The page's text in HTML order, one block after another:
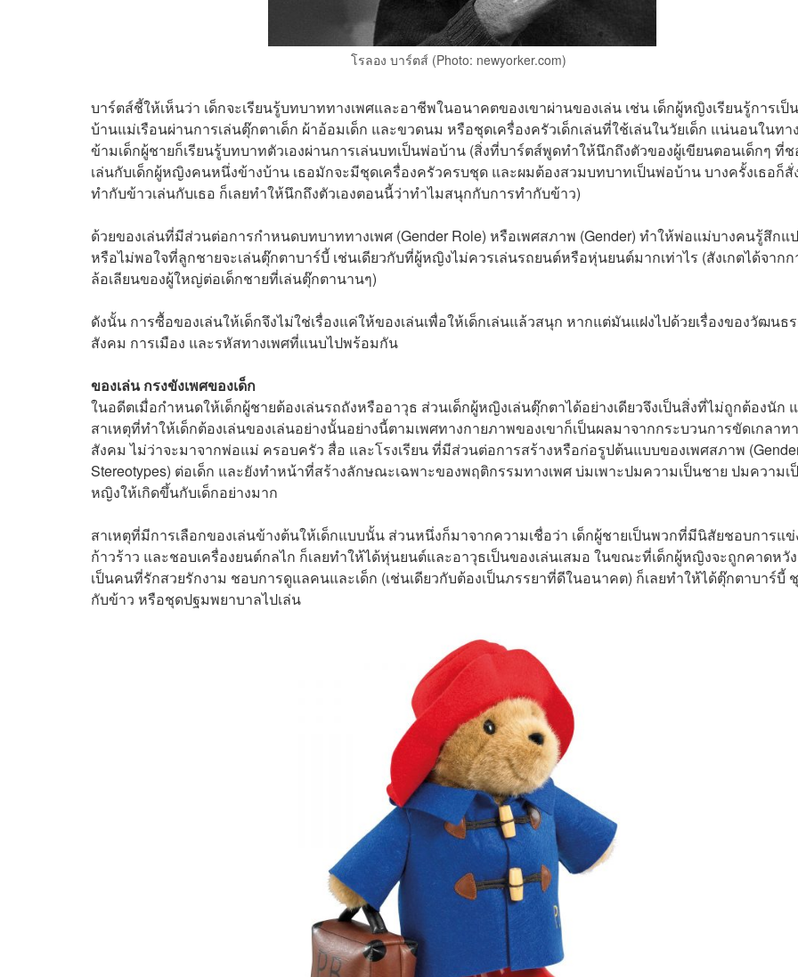
โรลอง บาร์ตส์ (Photo: newyorker.com)
บาร์ตส์ชี้ให้เห็นว่า เด็กจะเรียนรู้บทบาททางเพศและอาชีพในอนาคตของเขาผ่านของเล่น เช่น เด็กผู้หญิงเรียนรู้การเป็
บ้านแม่เรือนผ่านการเล่นตุ๊กตาเด็ก ผ้าอ้อมเด็ก และขวดนม หรือชุดเครื่องครัวเด็กเล่นที่ใช้เล่นในวัยเด็ก แน่นอนในทา
ข้ามเด็กผู้ชายก็เรียนรู้บทบาทตัวเองผ่านการเล่นบทเป็นพ่อบ้าน (สิ่งที่บาร์ตส์พูดทำให้นึกถึงตัวของผู้เขียนตอนเด็กๆ ที่
เล่นกับเด็กผู้หญิงคนหนึ่งข้างบ้าน เธอมักจะมีชุดเครื่องครัวครบชุด และผมต้องสวมบทบาทเป็นพ่อบ้าน บางครั้งเธอก็สั่
ทำกับข้าวเล่นกับเธอ ก็เลยทำให้นึกถึงตัวเองตอนนี้ว่าทำไมสนุกกับการทำกับข้าว)
ด้วยของเล่นที่มีส่วนต่อการกำหนดบทบาททางเพศ (Gender Role) หรือเพศสภาพ (Gender) ทำให้พ่อแม่บางคนรู้สึกแ
หรือไม่พอใจที่ลูกชายจะเล่นตุ๊กตาบาร์บี้ เช่นเดียวกับที่ผู้หญิงไม่ควรเล่นรถยนต์หรือหุ่นยนต์มากเท่าไร (สังเกตได้จากก
ล้อเลียนของผู้ใหญ่ต่อเด็กชายที่เล่นตุ๊กตานานๆ)
ดังนั้น การซื้อของเล่นให้เด็กจึงไม่ใช่เรื่องแค่ให้ของเล่นเพื่อให้เด็กเล่นแล้วสนุก หากแต่มันแฝงไปด้วยเรื่องของวัฒนธ
สังคม การเมือง และรหัสทางเพศที่แนบไปพร้อมกัน
ของเล่น กรงขังเพศของเด็ก
ในอดีตเมื่อกำหนดให้เด็กผู้ชายต้องเล่นรถถังหรืออาวุธ ส่วนเด็กผู้หญิงเล่นตุ๊กตาได้อย่างเดียวจึงเป็นสิ่งที่ไม่ถูกต้องนัก
สาเหตุที่ทำให้เด็กต้องเล่นของเล่นอย่างนั้นอย่างนี้ตามเพศทางกายภาพของเขาก็เป็นผลมาจากกระบวนการขัดเกลาท
สังคม ไม่ว่าจะมาจากพ่อแม่ ครอบครัว สื่อ และโรงเรียน ที่มีส่วนต่อการสร้างหรือก่อรูปต้นแบบของเพศสภาพ
Stereotypes) ต่อเด็ก และยังทำหน้าที่สร้างลักษณะเฉพาะของพฤติกรรมทางเพศ บ่มเพาะปมความเป็นชาย ปมความเ
หญิงให้เกิดขึ้นกับเด็กอย่างมาก
สาเหตุที่มีการเลือกของเล่นข้างต้นให้เด็กแบบนั้น ส่วนหนึ่งก็มาจากความเชื่อว่า เด็กผู้ชายเป็นพวกที่มีนิสัยชอบการแ
ก้าวร้าว และชอบเครื่องยนต์กลไก ก็เลยทำให้ได้หุ่นยนต์และอาวุธเป็นของเล่นเสมอ ในขณะที่เด็กผู้หญิงจะถูกคาดหวั
เป็นคนที่รักสวยรักงาม ชอบการดูแลคนและเด็ก (เช่นเดียวกับต้องเป็นภรรยาที่ดีในอนาคต) ก็เลยทำให้ได้ตุ๊กตาบาร์บี้
กับข้าว หรือชุดปฐมพยาบาลไปเล่น